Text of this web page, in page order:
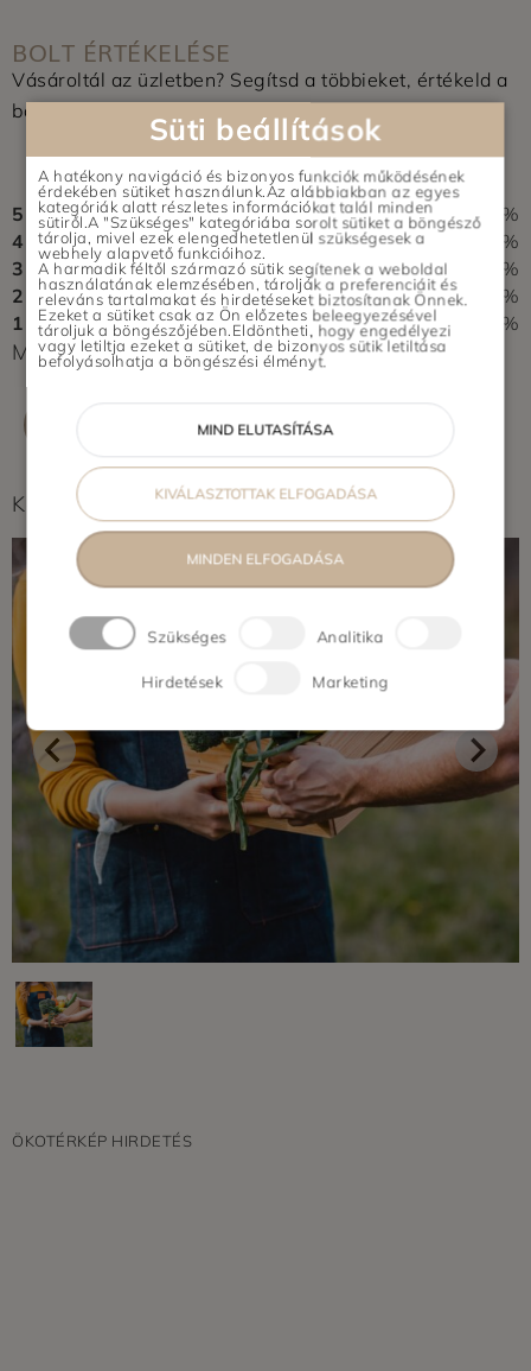
BOLT ÉRTÉKELÉSE
Vásároltál az üzletben? Segítsd a többieket, értékeld a
boltot és írj pár soros véleményt.
0,0
0 vélemény alapján
5
0%
4
0%
3
0%
2
0%
1
0%
Még nem érkezett értékelés. Légy Te az első!
ÉRTÉKELÉS ÍRÁSA
Képek feltöltés alatt...
ÖKOTÉRKÉP HIRDETÉS
Süti beállítások
A hatékony navigáció és bizonyos funkciók működésének
érdekében sütiket használunk.Az alábbiakban az egyes
kategóriák alatt részletes információkat talál minden
sütiről.A "Szükséges" kategóriába sorolt sütiket a böngésző
tárolja, mivel ezek elengedhetetlenül szükségesek a
webhely alapvető funkcióihoz.
A harmadik féltől származó sütik segítenek a weboldal
használatának elemzésében, tárolják a preferenciáit és
releváns tartalmakat és hirdetéseket biztosítanak Önnek.
Ezeket a sütiket csak az Ön előzetes beleegyezésével
tároljuk a böngészőjében.Eldöntheti, hogy engedélyezi
vagy letiltja ezeket a sütiket, de bizonyos sütik letiltása
befolyásolhatja a böngészési élményt.
MIND ELUTASÍTÁSA
KIVÁLASZTOTTAK ELFOGADÁSA
MINDEN ELFOGADÁSA
Szükséges Analitika
Hirdetések Marketing